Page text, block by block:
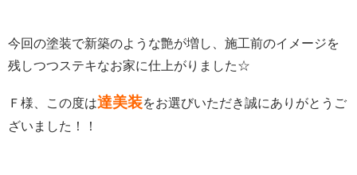
今回の塗装で新築のような艶が増し、施工前のイメージを
残しつつステキなお家に仕上がりました☆
Ｆ様、この度は達美装をお選びいただき誠にありがとうご
ざいました！！